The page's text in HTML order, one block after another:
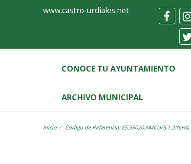
Ayuntamiento
Castro-
Urdiales
www.castro-urdiales.net
CONOCE TU AYUNTAMIENTO
ARCHIVO MUNICIPAL
Inicio Código de Referencia: ES.39020.AMCU/5.1.2//